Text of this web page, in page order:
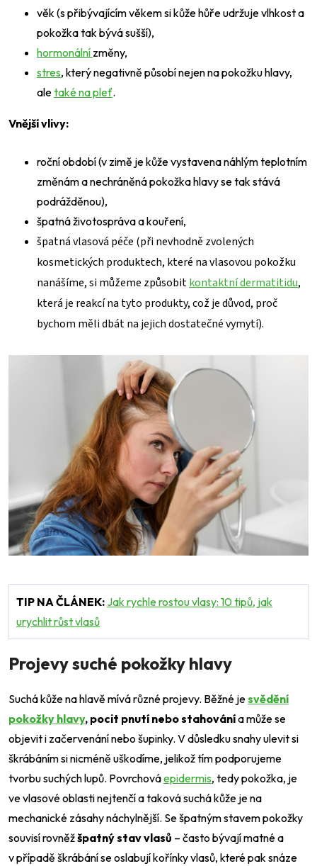
věk (s přibývajícím věkem si kůže hůře udržuje vlhkost a
pokožka tak bývá sušší),
hormonální změny,
stres, který negativně působí nejen na pokožku hlavy,
aletaké na pleť.
Vnější vlivy:
roční období (v zimě je kůže vystavena náhlým teplotním
změnám a nechráněná pokožka hlavy se tak stává
podrážděnou),
špatná životospráva a kouření,
špatná vlasová péče (při nevhodně zvolených
kosmetických produktech, které na vlasovou pokožku
nanášíme, si můžeme způsobitkontaktní dermatitidu,
která je reakcí na tyto produkty, což je důvod, proč
bychom měli dbát na jejich dostatečné vymytí).
TIP NA ČLÁNEK: Jak rychle rostou vlasy: 10 tipů, jak
urychlit růst vlasů
Projevy suché pokožky hlavy
Suchá kůže na hlavě mívá různé projevy. Běžné jesvědění
pokožky hlavy, pocit pnutí nebo stahovánía může se
objevit i začervenání nebo šupinky. V důsledku snahy ulevit si
škrábáním si nicméně uškodíme, jelikož tím podporujeme
tvorbu suchých lupů. Povrchováepidermis, tedy pokožka, je
ve vlasové oblasti nejtenčí a taková suchá kůže je na
mechanické zásahy náchylnější. Se špatným stavem pokožky
souvisí rovněžšpatný stav vlasů – často bývají matné a
v případě škrábání se oslabují kořínky vlasů, které pak snáze